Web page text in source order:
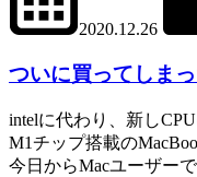
2020.12.26
ついに買ってしま
intelに代わり、新し
M1チップ搭載の
今日からMacユーザー